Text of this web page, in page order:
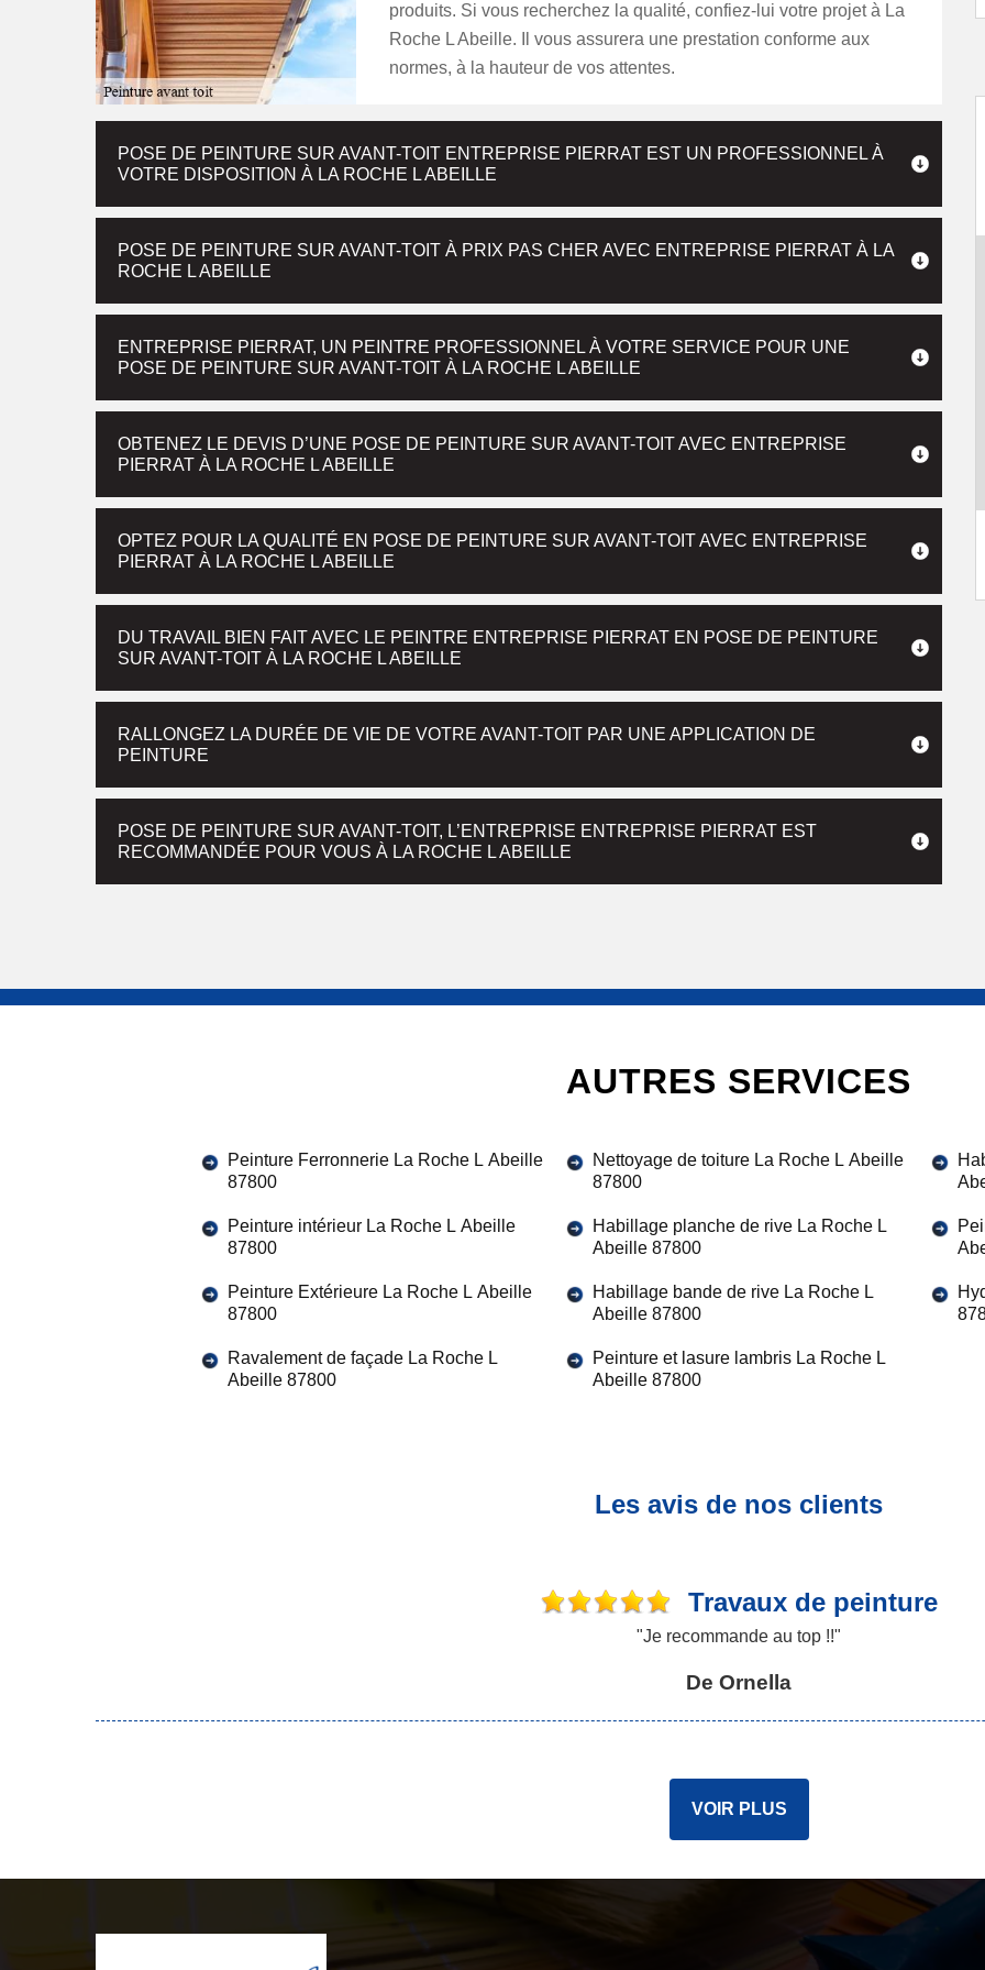
produits. Si vous recherchez la qualité, confiez-lui votre projet à La
Roche L Abeille. Il vous assurera une prestation conforme aux
normes, à la hauteur de vos attentes.
POSE DE PEINTURE SUR AVANT-TOIT ENTREPRISE PIERRAT EST UN PROFESSIONNEL À
VOTRE DISPOSITION À LA ROCHE L ABEILLE
POSE DE PEINTURE SUR AVANT-TOIT À PRIX PAS CHER AVEC ENTREPRISE PIERRAT À LA
ROCHE L ABEILLE
ENTREPRISE PIERRAT, UN PEINTRE PROFESSIONNEL À VOTRE SERVICE POUR UNE
POSE DE PEINTURE SUR AVANT-TOIT À LA ROCHE L ABEILLE
OBTENEZ LE DEVIS D’UNE POSE DE PEINTURE SUR AVANT-TOIT AVEC ENTREPRISE
PIERRAT À LA ROCHE L ABEILLE
OPTEZ POUR LA QUALITÉ EN POSE DE PEINTURE SUR AVANT-TOIT AVEC ENTREPRISE
PIERRAT À LA ROCHE L ABEILLE
DU TRAVAIL BIEN FAIT AVEC LE PEINTRE ENTREPRISE PIERRAT EN POSE DE PEINTURE
SUR AVANT-TOIT À LA ROCHE L ABEILLE
RALLONGEZ LA DURÉE DE VIE DE VOTRE AVANT-TOIT PAR UNE APPLICATION DE
PEINTURE
POSE DE PEINTURE SUR AVANT-TOIT, L’ENTREPRISE ENTREPRISE PIERRAT EST
RECOMMANDÉE POUR VOUS À LA ROCHE L ABEILLE
AUTRES SERVICES
Peinture Ferronnerie La Roche L Abeille
87800
Peinture intérieur La Roche L Abeille
87800
Peinture Extérieure La Roche L Abeille
87800
Ravalement de façade La Roche L
Abeille 87800
Nettoyage de toiture La Roche L Abeille
87800
Habillage planche de rive La Roche L
Abeille 87800
Habillage bande de rive La Roche L
Abeille 87800
Peinture et lasure lambris La Roche L
Abeille 87800
Les avis de nos clients
Travaux de peinture
"Je recommande au top !!"
De Ornella
VOIR PLUS